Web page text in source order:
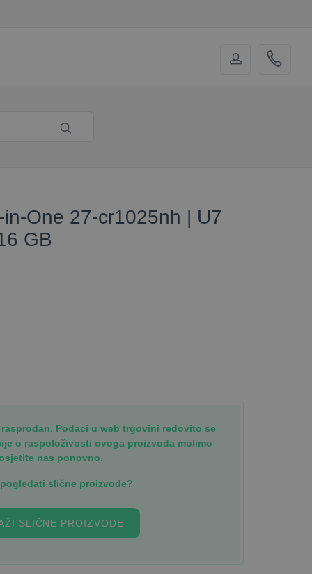
One 27-cr1025nh | U7
GB
Podaci u web trgovini redovito se
o raspoloživosti ovoga proizvoda molimo
nas ponovno.
slične proizvode?
SLIČNE PROIZVODE